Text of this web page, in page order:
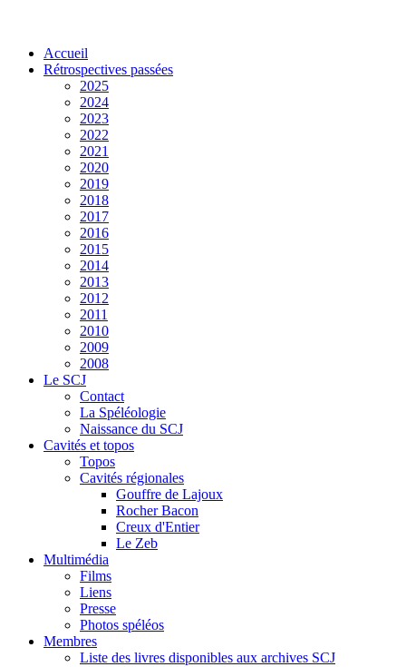
Accueil
Rétrospectives passées
2025
2024
2023
2022
2021
2020
2019
2018
2017
2016
2015
2014
2013
2012
2011
2010
2009
2008
Le SCJ
Contact
La Spéléologie
Naissance du SCJ
Cavités et topos
Topos
Cavités régionales
Gouffre de Lajoux
Rocher Bacon
Creux d'Entier
Le Zeb
Multimédia
Films
Liens
Presse
Photos spéléos
Membres
Liste des livres disponibles aux archives SCJ